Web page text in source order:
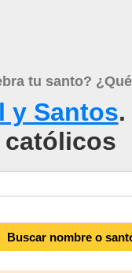
tu santo?
y Santos
católicos